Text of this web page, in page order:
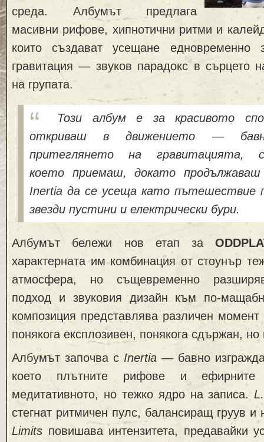
среда. Албумът предлага
масивни рифове, хипнотични ритми и
които създават усещане едновременно
гравитация — звуков парадокс в сърцето
на групата.
Този албум е за красивото
откриваш в движението —
притеглянето на гравитацията,
което приемаш, докато продължаваш
Inertia да се усеща като пътешествие
звезди пустини и електрически бури.
Албумът бележи нов етап за
характерната им комбинация от стоунър
атмосфера, но същевременно
подход и звуковия дизайн към по-
композиция представлява различен
понякога експлозивен, понякога сдържан,
Албумът започва с Inertia — бавно
което плътните рифове и ефирните
медитативното, но тежко ядро на записа.
стегнат ритмичен пулс, балансиращ груув
Limits повишава интензитета, предавайки